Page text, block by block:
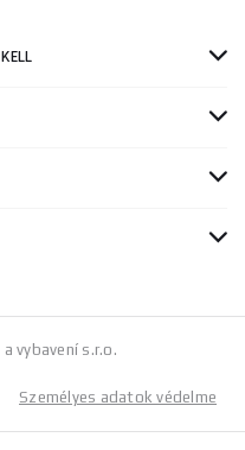
vybavení s.r.o.
Személyes adatok védelme